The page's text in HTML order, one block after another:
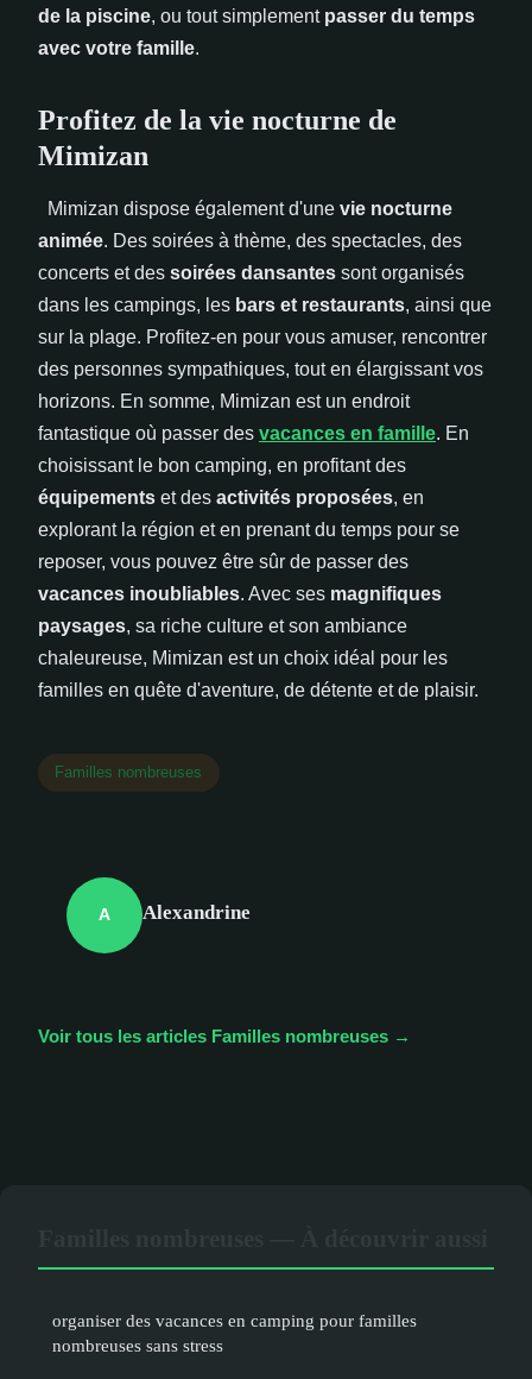
de la piscine, ou tout simplement passer du temps
avec votre famille.
Profitez de la vie nocturne de
Mimizan
Mimizan dispose également d'une vie nocturne
animée. Des soirées à thème, des spectacles, des
concerts et des soirées dansantes sont organisés
dans les campings, les bars et restaurants, ainsi que
sur la plage. Profitez-en pour vous amuser, rencontrer
des personnes sympathiques, tout en élargissant vos
horizons. En somme, Mimizan est un endroit
fantastique où passer des vacances en famille. En
choisissant le bon camping, en profitant des
équipements et des activités proposées, en
explorant la région et en prenant du temps pour se
reposer, vous pouvez être sûr de passer des
vacances inoubliables. Avec ses magnifiques
paysages, sa riche culture et son ambiance
chaleureuse, Mimizan est un choix idéal pour les
familles en quête d'aventure, de détente et de plaisir.
Familles nombreuses
A Alexandrine
Voir tous les articles Familles nombreuses →
organiser des vacances en camping pour familles
nombreuses sans stress